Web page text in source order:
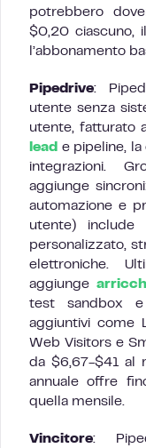
potrebbero
$0,20 ciascuno,
l’abbonamento
Pipedrive:
utente senza
utente, fatturato
lead e pipeline,
integrazioni.
aggiunge
automazione e
utente) include
personalizzato,
elettroniche.
aggiunge
test sandbox e
aggiuntivi come
Web Visitors e
da $6,67-$41 al
annuale offre
quella mensile.
Vincitore: